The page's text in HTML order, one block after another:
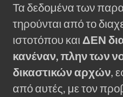
Τα δεδομένα των
τηρούνται από το
ιστοτόπου και ΔΕΝ
κανέναν, πλην των
δικαστικών αρχών,
από αυτές, με τον